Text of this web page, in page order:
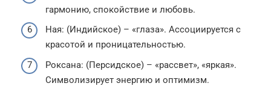
гармонию, спокойствие и любовь.
Ная: (Индийское) – «глаза». Ассоциируется с
красотой и проницательностью.
Роксана: (Персидское) – «рассвет», «яркая».
Символизирует энергию и оптимизм.